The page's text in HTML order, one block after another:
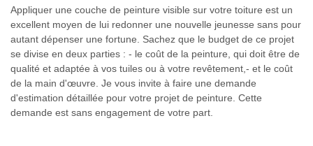
Appliquer une couche de peinture visible sur votre toiture est un
excellent moyen de lui redonner une nouvelle jeunesse sans pour
autant dépenser une fortune. Sachez que le budget de ce projet
se divise en deux parties : - le coût de la peinture, qui doit être de
qualité et adaptée à vos tuiles ou à votre revêtement,- et le coût
de la main d'œuvre. Je vous invite à faire une demande
d'estimation détaillée pour votre projet de peinture. Cette
demande est sans engagement de votre part.